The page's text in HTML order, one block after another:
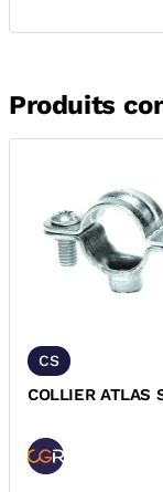
Produits
CS
COLLIER ATLAS